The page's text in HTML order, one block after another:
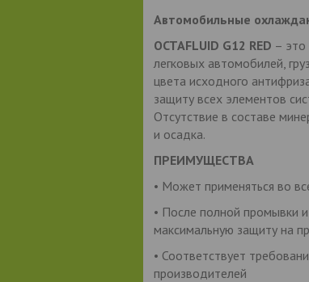
Автомобильные
OCTAFLUID G12 RED – это
легковых автомобилей,
цвета исходного
защиту всех элементов
Отсутствие в составе
и осадка.
ПРЕИМУЩЕСТВА
• Может применяться во
• После полной промывки
максимальную защиту на
• Соответствует
производителей